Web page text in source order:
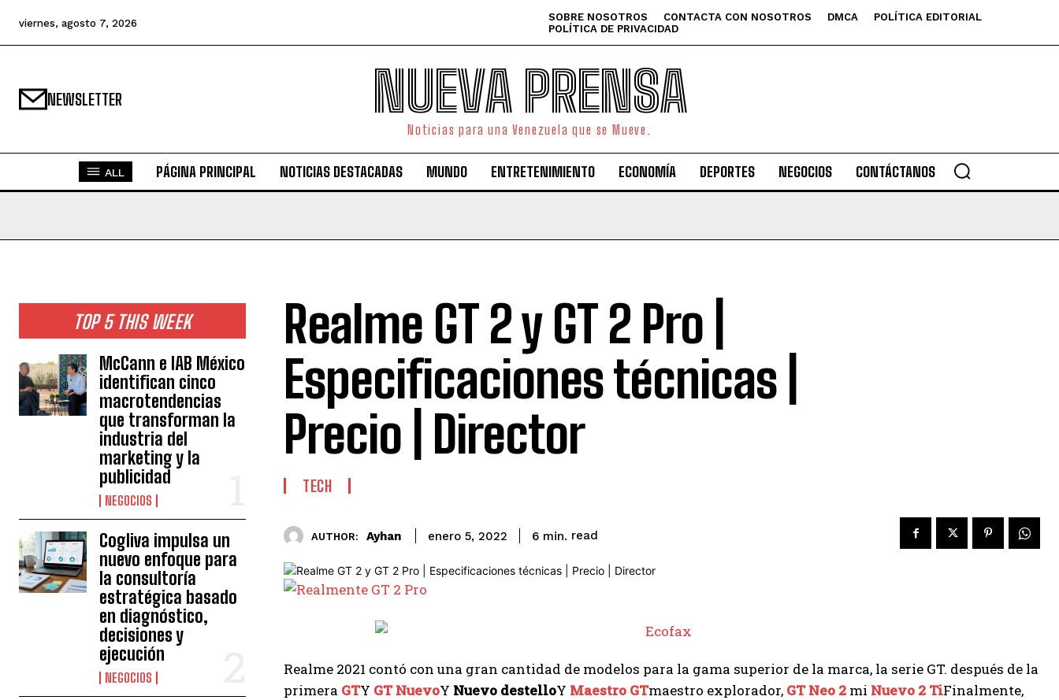
viernes, agosto 7, 2026 SOBRE NOSOTROS CONTACTA CON NOSOTROS DMCA
POLÍTICA EDITORIAL
POLÍTICA DE PRIVACIDAD
NEWSLETTER NUEVA PRENSA
Noticias para una Venezuela que se Mueve.
ALL PÁGINA PRINCIPAL NOTICIAS DESTACADAS MUNDO ENTRETENIMIENTO ECONOMÍA DEPORTES NEGOCIOS CONTÁCTANOS
TOP 5 THIS WEEK
McCann e IAB México
identifican cinco
macrotendencias
que transforman la
industria del
marketing y la
publicidad
NEGOCIOS
Cogliva impulsa un
nuevo enfoque para
la consultoría
estratégica basado
en diagnóstico,
decisiones y
ejecución
NEGOCIOS
Realme GT 2 y GT 2 Pro |
Especificaciones técnicas |
Precio | Director
TECH
AUTHOR: Ayhan enero 5, 2022 6 min. read
Realme 2021 contó con una gran cantidad de modelos para la gama superior de la marca, la serie GT. después de la
primera GTY GT NuevoY Nuevo destelloY Maestro GTmaestro explorador, GT Neo 2 mi Nuevo 2 TiFinalmente,